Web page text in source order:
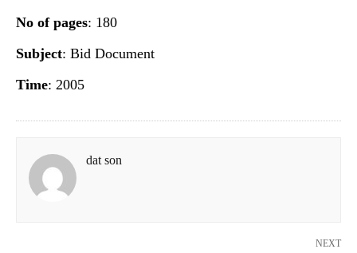
No of pages: 180
Subject: Bid Document
Time: 2005
dat son
NEXT